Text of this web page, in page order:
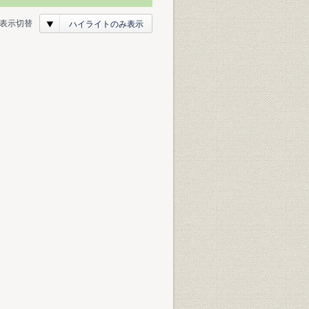
表示切替 ハイライトのみ表示